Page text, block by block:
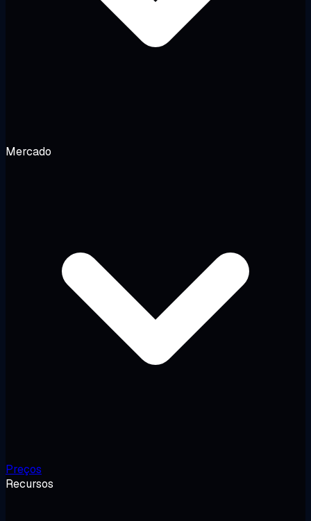
Mercado
Preços
Recursos